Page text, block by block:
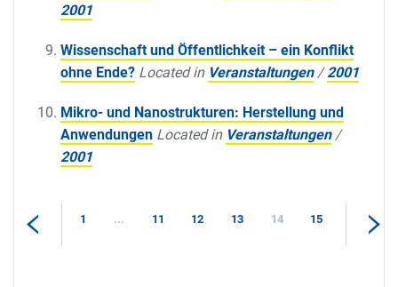
2001
Wissenschaft und Öffentlichkeit – ein Konflikt
ohne Ende? Located in Veranstaltungen /2001
Mikro- und Nanostrukturen: Herstellung und
Anwendungen Located in Veranstaltungen /
2001
1 ... 11 12 13 14 15